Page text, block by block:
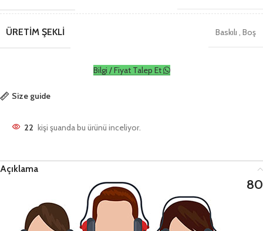
ÜRETIM ŞEKLI Baskılı , Boş
Bilgi / Fiyat Talep Et
Size guide
22 kişi şuanda bu ürünü inceliyor.
Açıklama
80